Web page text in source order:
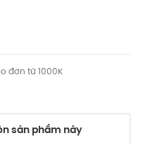
đơn từ 1000K
sản phẩm này